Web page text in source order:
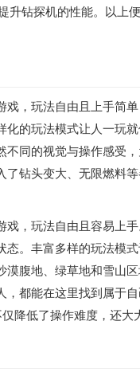
升钻探机的性能。以
，玩法自由且上手简
的玩法模式让人一玩
同的视觉与操作感受
钻头变大、无限燃料
戏，玩法自由且容易上
。丰富多样的玩法模
腹地、绿草地和雪山
都能在这里找到属于
降低了操作难度，还大